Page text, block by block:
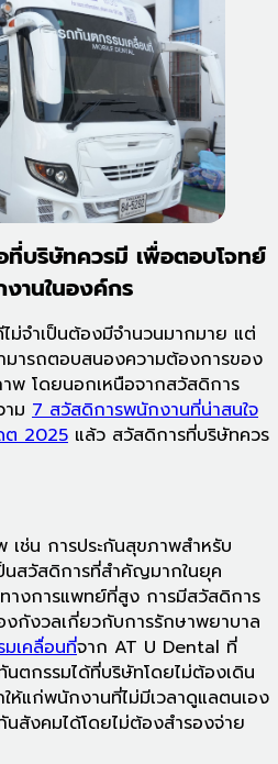
ที่บริษัทควรมี เพื่อตอบโจทย์
านในองค์กร
ม่จำเป็นต้องมีจำนวนมากมาย แต่
มารถตอบสนองความต้องการของ
พ โดยนอกเหนือจากสวัสดิการ
ม 7 สวัสดิการพนักงานที่น่าสนใจ
ต 2025 แล้ว สวัสดิการที่บริษัทควร
ช่น การประกันสุขภาพสำหรับ
นสวัสดิการที่สำคัญมากในยุค
างการแพทย์ที่สูง การมีสวัสดิการ
กังวลเกี่ยวกับการรักษาพยาบาล
เคลื่อนที่จาก AT U Dental ที่
นตกรรมได้ที่บริษัทโดยไม่ต้องเดิน
ห้แก่พนักงานที่ไม่มีเวลาดูแลตนเอง
นสังคมได้โดยไม่ต้องสำรองจ่าย